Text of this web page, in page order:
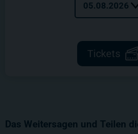
05.08.2026
Tickets
Das Weitersagen und Teilen